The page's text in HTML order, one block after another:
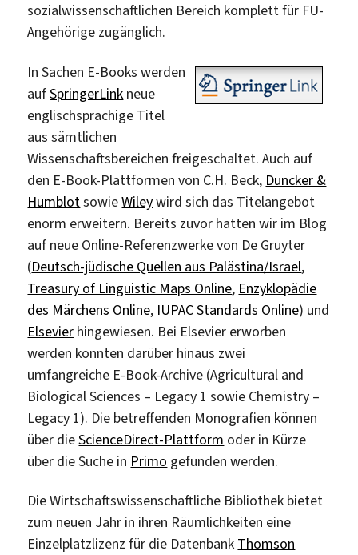
sozialwissenschaftlichen Bereich komplett für FU-
Angehörige zugänglich.
In Sachen E-Books werden
aufSpringerLink neue
englischsprachige Titel
aus sämtlichen
Wissenschaftsbereichen freigeschaltet. Auch auf
den E-Book-Plattformen von C.H. Beck, Duncker &
HumblotsowieWileywird sich das Titelangebot
enorm erweitern. Bereits zuvor hatten wir im Blog
auf neue Online-Referenzwerke von De Gruyter
(Deutsch-jüdische Quellen aus Palästina/Israel,
Treasury of Linguistic Maps Online, Enzyklopädie
des Märchens Online, IUPAC Standards Online) und
Elsevier hingewiesen. Bei Elsevier erworben
werden konnten darüber hinaus zwei
umfangreiche E-Book-Archive (Agricultural and
Biological Sciences – Legacy 1 sowie Chemistry –
Legacy 1). Die betreffenden Monografien können
über dieScienceDirect-Plattform oder in Kürze
über die Suche in Primo gefunden werden.
Die Wirtschaftswissenschaftliche Bibliothek bietet
zum neuen Jahr in ihren Räumlichkeiten eine
Einzelplatzlizenz für die Datenbank Thomson